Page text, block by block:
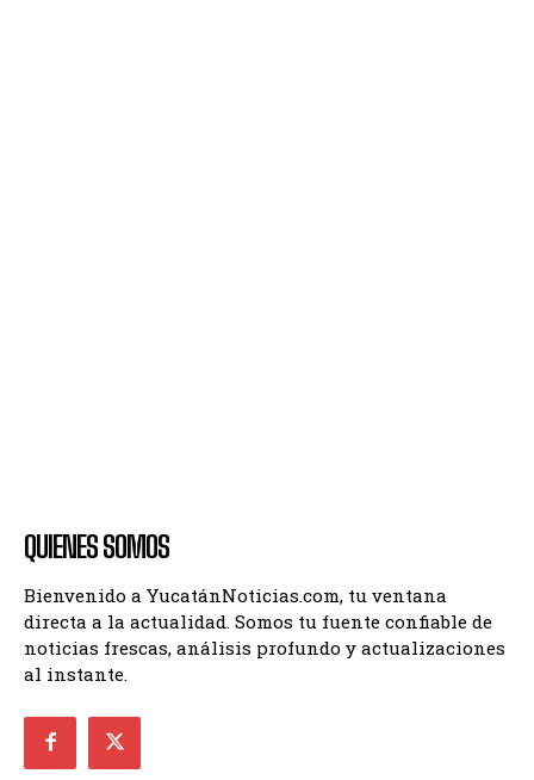
QUIENES SOMOS
Bienvenido a YucatánNoticias.com, tu ventana
directa a la actualidad. Somos tu fuente confiable de
noticias frescas, análisis profundo y actualizaciones
al instante.